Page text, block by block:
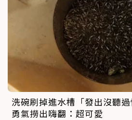
洗碗刷掉進水槽「發出沒聽
勇氣撈出嗨翻：超可愛